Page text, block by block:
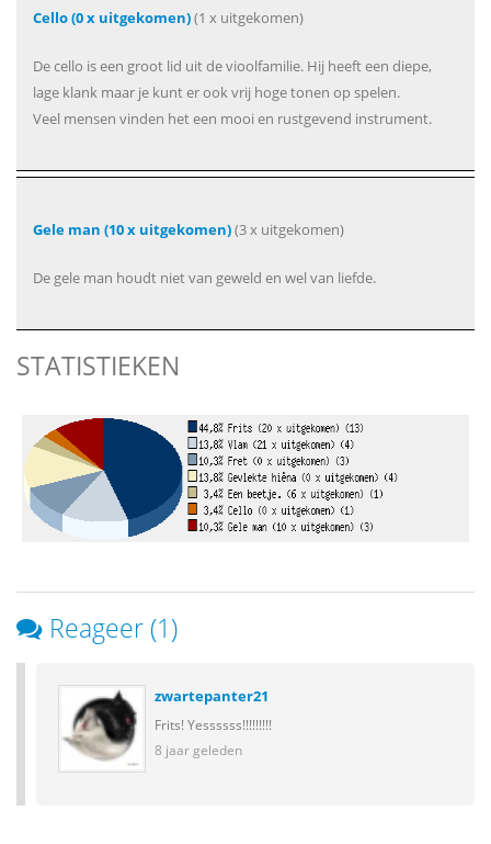
Cello (0 x uitgekomen)(1 x uitgekomen)
De cello is een groot lid uit de vioolfamilie. Hij heeft een diepe,
lage klank maar je kunt er ook vrij hoge tonen op spelen.
Veel mensen vinden het een mooi en rustgevend instrument.
Gele man (10 x uitgekomen)(3 x uitgekomen)
De gele man houdt niet van geweld en wel van liefde.
STATISTIEKEN
Reageer (1)
zwartepanter21
Frits! Yessssss!!!!!!!!!
8 jaar geleden